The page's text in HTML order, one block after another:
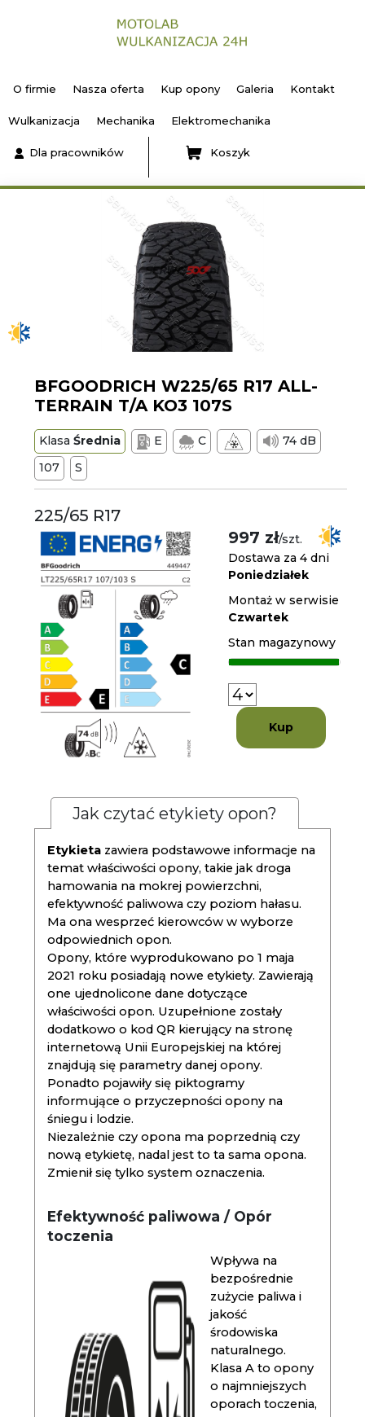
O firmie Nasza oferta Kup opony Galeria Kontakt
Wulkanizacja Mechanika Elektromechanika
Dla pracowników Koszyk
BFGOODRICH W225/65 R17 ALL-
TERRAIN T/A KO3 107S
KlasaŚrednia E C
74 dB
107
S
225/65 R17
997 zł/szt.
Dostawa za 4 dni
Poniedziałek
Montaż w serwisie
Czwartek
Stan magazynowy
Kup
Jak czytać etykiety opon?
Etykieta zawiera podstawowe informacje na
temat właściwości opony, takie jak droga
hamowania na mokrej powierzchni,
efektywność paliwowa czy poziom hałasu.
Ma ona wesprzeć kierowców w wyborze
odpowiednich opon.
Opony, które wyprodukowano po 1 maja
2021 roku posiadają nowe etykiety. Zawierają
one ujednolicone dane dotyczące
właściwości opon. Uzupełnione zostały
dodatkowo o kod QR kierujący na stronę
internetową Unii Europejskiej na której
znajdują się parametry danej opony.
Ponadto pojawiły się piktogramy
informujące o przyczepności opony na
śniegu i lodzie.
Niezależnie czy opona ma poprzednią czy
nową etykietę, nadal jest to ta sama opona.
Zmienił się tylko system oznaczenia.
Efektywność paliwowa / Opór
toczenia
Wpływa na
bezpośrednie
zużycie paliwa i
jakość
środowiska
naturalnego.
Klasa A to opony
o najmniejszych
oporach toczenia,